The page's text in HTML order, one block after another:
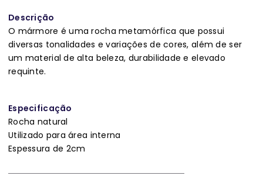
Descrição
O mármore é uma rocha metamórfica que possui
diversas tonalidades e variações de cores, além de ser
um material de alta beleza, durabilidade e elevado
requinte.
Especificação
Rocha natural
Utilizado para área interna
Espessura de 2cm